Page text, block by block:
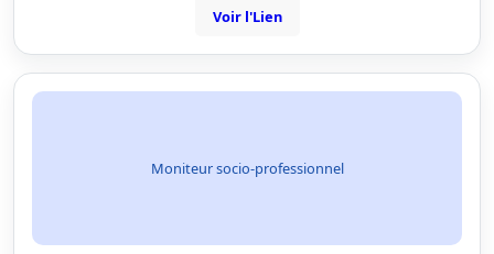
Voir l'Lien
Moniteur socio-professionnel